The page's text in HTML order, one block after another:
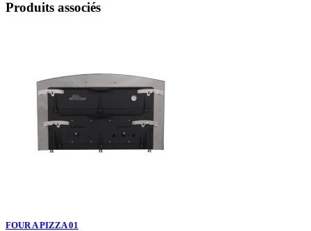
Produits associés
FOUR A PIZZA 01